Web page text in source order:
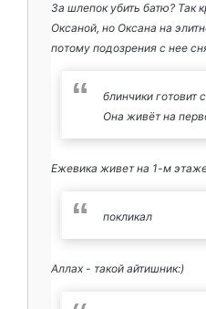
За шлепок убить батю? Так
Оксаной, но Оксана на
потому подозрения с нее
блинчики готовит
Она живёт на
Ежевика живет на 1-м
покликал
Аллах - такой айтишник:)